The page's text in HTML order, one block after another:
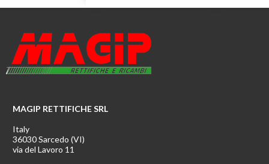
MAGIP RETTIFICHE SRL
Italy
36030 Sarcedo (VI)
via del Lavoro 11